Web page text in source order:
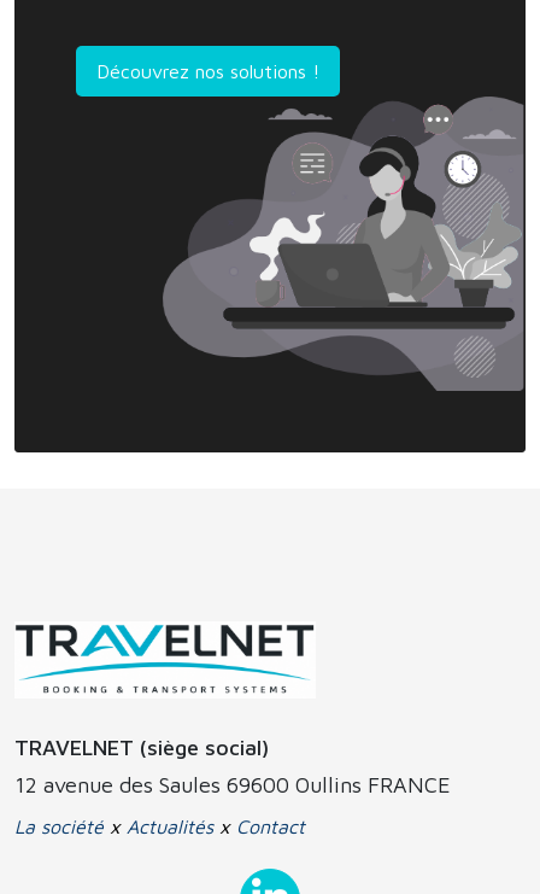
Découvrez nos solutions !
TRAVELNET (siège social)
12 avenue des Saules 69600 Oullins FRANCE
La société x Actualitésx Contact